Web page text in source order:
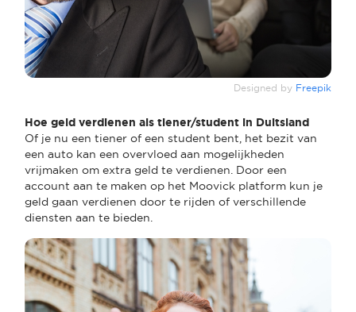
Designed by Freepik
Hoe geld verdienen als tiener/student in Duitsland
Of je nu een tiener of een student bent, het bezit van
een auto kan een overvloed aan mogelijkheden
vrijmaken om extra geld te verdienen. Door een
account aan te maken op het Moovick platform kun je
geld gaan verdienen door te rijden of verschillende
diensten aan te bieden.